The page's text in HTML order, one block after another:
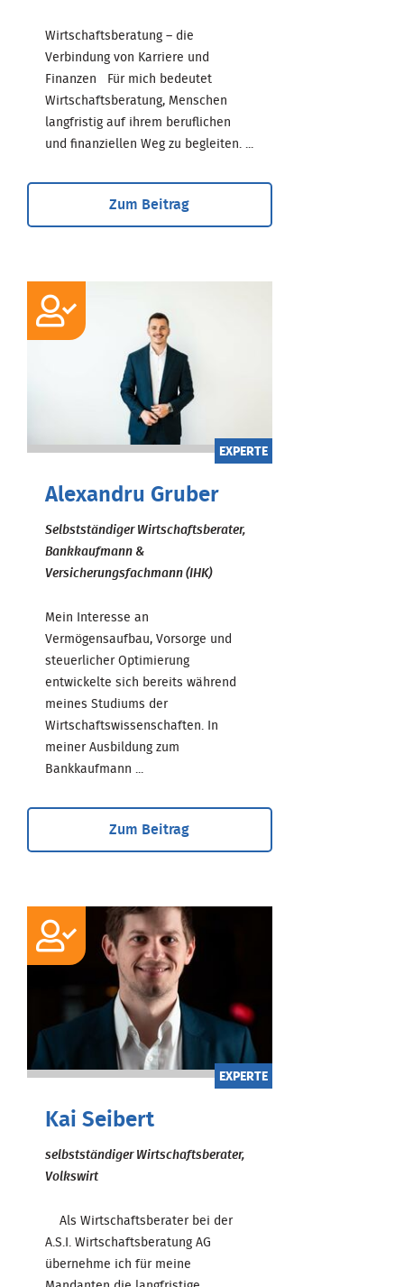
Wirtschaftsberatung – die
Verbindung von Karriere und
Finanzen Für mich bedeutet
Wirtschaftsberatung, Menschen
langfristig auf ihrem beruflichen
und finanziellen Weg zu begleiten. ...
Zum Beitrag
EXPERTE
Alexandru Gruber
Selbstständiger Wirtschaftsberater,
Bankkaufmann &
Versicherungsfachmann (IHK)
Mein Interesse an
Vermögensaufbau, Vorsorge und
steuerlicher Optimierung
entwickelte sich bereits während
meines Studiums der
Wirtschaftswissenschaften. In
meiner Ausbildung zum
Bankkaufmann ...
Zum Beitrag
EXPERTE
Kai Seibert
selbstständiger Wirtschaftsberater,
Volkswirt
Als Wirtschaftsberater bei der
A.S.I. Wirtschaftsberatung AG
übernehme ich für meine